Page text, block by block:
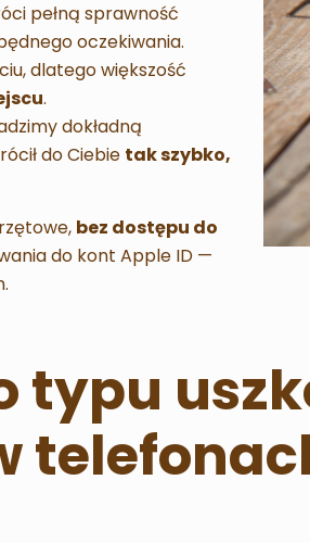
pełną sprawność
oczekiwania.
dlatego większość
.
dokładną
do Ciebie tak szybko,
bez dostępu do
do kont Apple ID —
typu